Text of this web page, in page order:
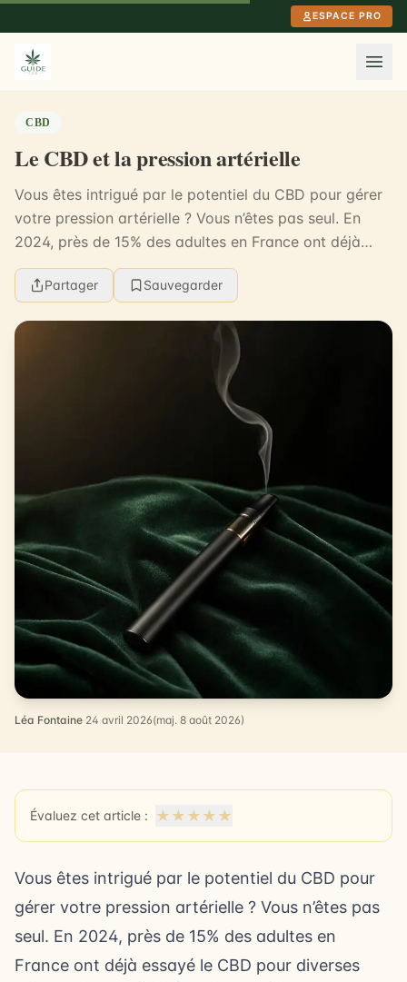
ESPACE PRO
CBD
Le CBD et la pression artérielle
Vous êtes intrigué par le potentiel du CBD pour gérer
votre pression artérielle ? Vous n’êtes pas seul. En
2024, près de 15% des adultes en France ont déjà
essayé le CBD pour diverses raisons de santé...
Partager Sauvegarder
Léa Fontaine·24 avril 2026(maj. 8 août 2026)
Évaluez cet article : ★ ★ ★ ★ ★
Vous êtes intrigué par le potentiel du CBD pour
gérer votre pression artérielle ? Vous n’êtes pas
seul. En 2024, près de 15% des adultes en
France ont déjà essayé le CBD pour diverses